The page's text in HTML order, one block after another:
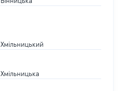
Хмільницький
Хмільницька